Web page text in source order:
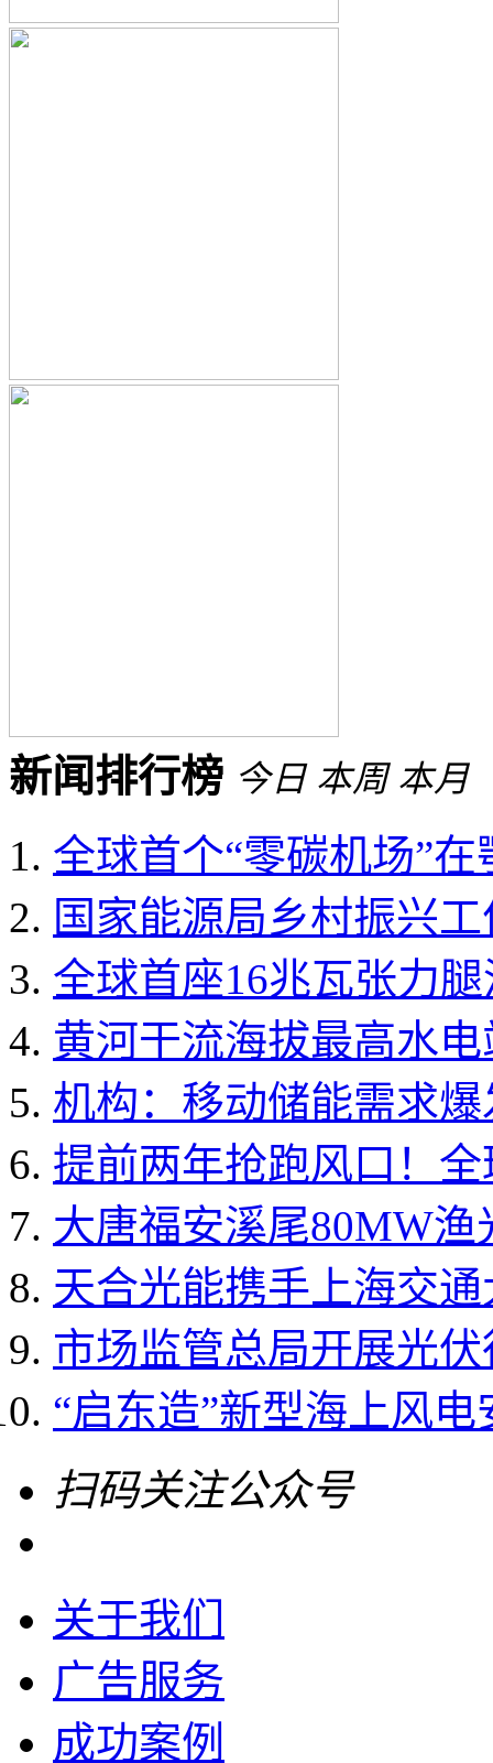
新闻排行榜 今日 本周 本月
全球首个“零碳机场”
国家能源局乡村振兴
全球首座16兆瓦张力
黄河干流海拔最高水
机构：移动储能需求
提前两年抢跑风口！
大唐福安溪尾80MW
天合光能携手上海交
市场监管总局开展光
“启东造”新型海上风
扫码关注公众号
关于我们
广告服务
成功案例